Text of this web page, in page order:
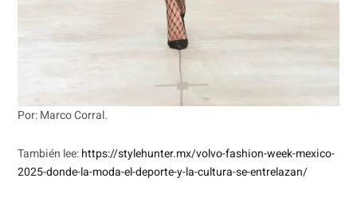
Por: Marco Corral.
También lee:https://stylehunter.mx/volvo-fashion-week-mexico-
2025-donde-la-moda-el-deporte-y-la-cultura-se-entrelazan/